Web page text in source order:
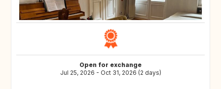
Open for exchange
Jul 25, 2026 - Oct 31, 2026 (2 days)